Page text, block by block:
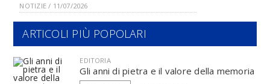
NOTIZIE / 11/07/2026
ARTICOLI PIÙ POPOLARI
EDITORIA
Gli anni di pietra e il valore della memoria